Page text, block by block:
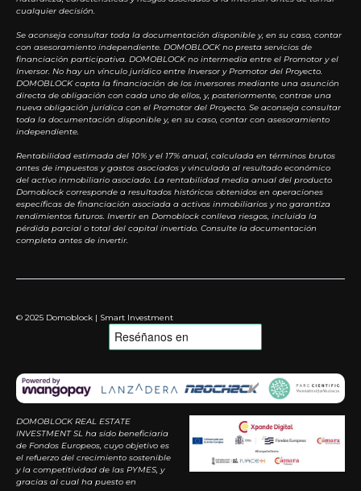
cualquier decisión.
Se aconseja consultar toda la documentación disponible y, en su caso, contar
con asesoramiento independiente. DOMOBLOCK no presta servicios de
financiación participativa. DOMOBLOCK no intermedia entre el Promotor y el
Inversor. No hay un vínculo jurídico entre Inversor y Promotor del Proyecto.
DOMOBLOCK capta la financiación de los inversores mediante una asunción
directa de obligación con cada uno de ellos, y, posteriormente, contrae una
nueva obligación jurídica con el Promotor del Proyecto. Se aconseja consultar
toda la documentación disponible y, en su caso, contar con asesoramiento
independiente.
Rentabilidad estimada del 10% y el 17% anual, calculada en términos brutos
antes de impuestos y gastos asociados y vinculada al resultado económico
del activo inmobiliario asociado. La rentabilidad media anual del producto
Domoblock corresponde a resultados históricos obtenidos en operaciones
específicas de financiación asociada a activos inmobiliarios y no garantiza
rendimientos futuros. Invertir en Domoblock conlleva riesgos, incluida la
pérdida parcial o total del capital invertido. Consulte la documentación
completa antes de invertir.
© 2025 Domoblock | Smart Investment
DOMOBLOCK REAL ESTATE
INVESTMENT SL ha sido beneficiaria
de Fondos Europeos, cuyo objetivo es
el refuerzo del crecimiento sostenible
y la competitividad de las PYMES, y
gracias al cual ha puesto en